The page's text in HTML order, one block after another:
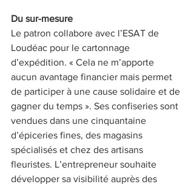
Du sur-mesure
Le patron collabore avec l’ESAT de
Loudéac pour le cartonnage
d’expédition. « Cela ne m’apporte
aucun avantage financier mais permet
de participer à une cause solidaire et de
gagner du temps ». Ses confiseries sont
vendues dans une cinquantaine
d’épiceries fines, des magasins
spécialisés et chez des artisans
fleuristes. L’entrepreneur souhaite
développer sa visibilité auprès des